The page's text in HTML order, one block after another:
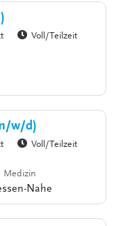
Voll/Teilzeit
w/d)
Voll/Teilzeit
Medizin
Nahe